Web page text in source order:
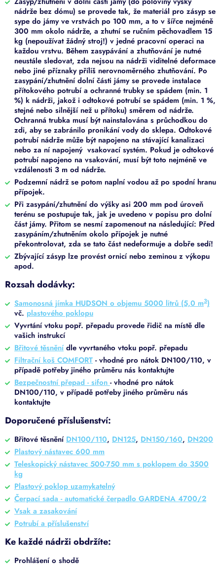
nádrže bez dómu) se provede tak, že materiál pro zásyp se
sype do jámy ve vrstvách po 100 mm, a to v šířce nejméně
300 mm okolo nádrže, a zhutní se ručním pěchovadlem 15
kg (nepoužívat žádný stroj!) v jedné pracovní operaci na
každou vrstvu. Během zasypávání a zhutňování je nutné
neustále sledovat, zda nejsou na nádrži viditelné deformace
nebo jiné příznaky příliš nerovnoměrného zhutňování. Po
zasypání/zhutnění dolní části jámy se provede instalace
přítokového potrubí a ochranné trubky se spádem (min. 1
%) k nádrži, jakož i odtokové potrubí se spádem (min. 1 %,
stejné nebo silnější než u přítoku) směrem od nádrže.
Ochranná trubka musí být nainstalována s průchodkou do
zdi, aby se zabránilo pronikání vody do sklepa. Odtokové
potrubí nádrže může být napojeno na stávající kanalizaci
nebo za ní napojený vsakovací systém. Pokud je odtokové
potrubí napojeno na vsakování, musí být toto nejméně ve
vzdálenosti 3 m od nádrže.
Podzemní nádrž se potom naplní vodou až po spodní hranu
přípojek.
Při zasypání/zhutnění do výšky asi 200 mm pod úroveň
terénu se postupuje tak, jak je uvedeno v popisu pro dolní
část jámy. Přitom se nesmí zapomenout na následující: Před
zasypáním/zhutněním okolo přípojek je nutné
překontrolovat, zda se tato část nedeformuje a dobře sedí!
Zbývající zásyp lze provést ornicí nebo zeminou z výkopu
apod.
Rozsah dodávky:
Samonosná jímka HUDSON o objemu 5000 litrů (5,0 m3)
vč. plastového poklopu
Vyvrtání vtoku popř. přepadu provede řidič na místě dle
vašich instrukcí
Břitové těsněnídle vyvrtaného vtoku popř. přepadu
Filtrační koš COMFORT - vhodné pro nátok DN100/110, v
případě potřeby jiného průměru nás kontaktujte
Bezpečnostní přepad - sifon - vhodné pro nátok
DN100/110, v případě potřeby jiného průměru nás
kontaktujte
Doporučené příslušenství:
Břitové těsnění DN100/110, DN125, DN150/160, DN200
Plastový nástavec 600 mm
Teleskopický nástavec 500-750 mm s poklopem do 3500
kg
Plastový poklop uzamykatelný
Čerpací sada - automatické čerpadlo GARDENA 4700/2
Vsak a zasakování
Potrubí a příslušenství
Ke každé nádrži obdržíte:
Prohlášení o shodě